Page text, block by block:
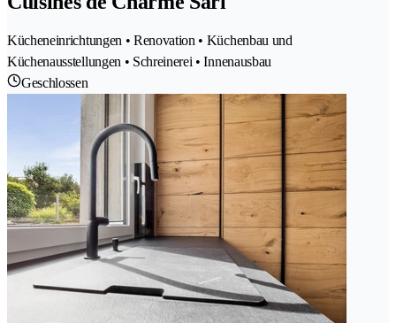
Kücheneinrichtungen • Renovation • Küchenbau und
Küchenausstellungen • Schreinerei • Innenausbau
Geschlossen